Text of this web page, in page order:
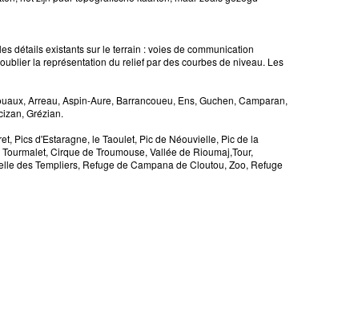
détails existants sur le terrain : voies de communication
la représentation du relief par des courbes de niveau. Les
Arreau, Aspin-Aure, Barrancoueu, Ens, Guchen, Camparan,
Grézian.
Pics d'Estaragne, le Taoulet, Pic de Néouvielle, Pic de la
Cirque de Troumouse, Vallée de Rioumaj,Tour,
des Templiers, Refuge de Campana de Cloutou, Zoo, Refuge